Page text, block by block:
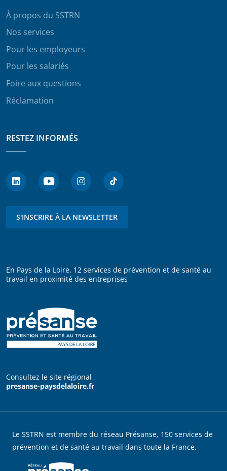
À propos du SSTRN
Nos services
Pour les employeurs
Pour les salariés
Foire aux questions
Réclamation
RESTEZ INFORMÉS
S'INSCRIRE À LA NEWSLETTER
En Pays de la Loire, 12 services de prévention et de santé au
travail en proximité des entreprises
Consultez le site régional
presanse-paysdelaloire.fr
Le SSTRN est membre du réseau Présanse, 150 services de
prévention et de santé au travail dans toute la France.